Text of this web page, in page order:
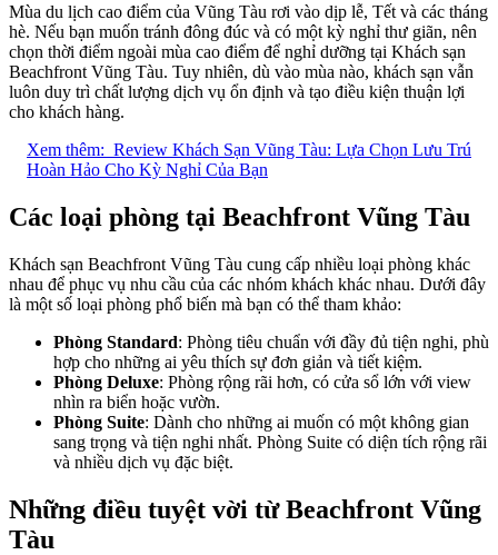
Mùa du lịch cao điểm của Vũng Tàu rơi vào dịp lễ, Tết và các tháng
hè. Nếu bạn muốn tránh đông đúc và có một kỳ nghỉ thư giãn, nên
chọn thời điểm ngoài mùa cao điểm để nghỉ dưỡng tại Khách sạn
Beachfront Vũng Tàu. Tuy nhiên, dù vào mùa nào, khách sạn vẫn
luôn duy trì chất lượng dịch vụ ổn định và tạo điều kiện thuận lợi
cho khách hàng.
Xem thêm: Review Khách Sạn Vũng Tàu: Lựa Chọn Lưu Trú
Hoàn Hảo Cho Kỳ Nghỉ Của Bạn
Các loại phòng tại Beachfront Vũng Tàu
Khách sạn Beachfront Vũng Tàu cung cấp nhiều loại phòng khác
nhau để phục vụ nhu cầu của các nhóm khách khác nhau. Dưới đây
là một số loại phòng phổ biến mà bạn có thể tham khảo:
Phòng Standard: Phòng tiêu chuẩn với đầy đủ tiện nghi, phù
hợp cho những ai yêu thích sự đơn giản và tiết kiệm.
Phòng Deluxe: Phòng rộng rãi hơn, có cửa sổ lớn với view
nhìn ra biển hoặc vườn.
Phòng Suite: Dành cho những ai muốn có một không gian
sang trọng và tiện nghi nhất. Phòng Suite có diện tích rộng rãi
và nhiều dịch vụ đặc biệt.
Những điều tuyệt vời từ Beachfront Vũng
Tàu